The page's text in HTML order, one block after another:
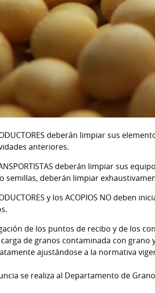
deberán limpiar sus
anteriores.
deberán limpiar sus
semillas, deberán limpiar
y los ACOPIOS NO deben
de los puntos de recibo y de los
de granos contaminada con grano
ajustándose a la normativa
se realiza al Departamento de